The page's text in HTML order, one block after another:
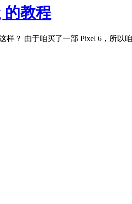
的教程
？ 由于咱买了一部 Pixel 6，所以